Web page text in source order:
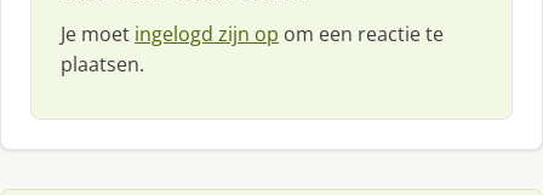
Je moet ingelogd zijn op om een reactie te
plaatsen.